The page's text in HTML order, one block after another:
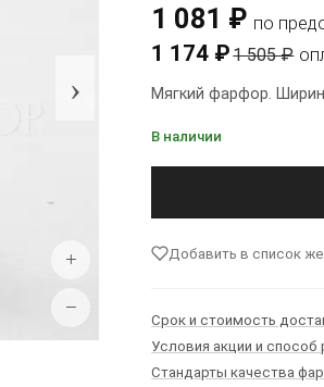
›
+
−
1 081 ₽ по
1 174 ₽1 505 ₽
Мягкий фарфор.
В наличии
Добавить в список
Срок и стоимость
Условия акции и способ
Стандарты качества